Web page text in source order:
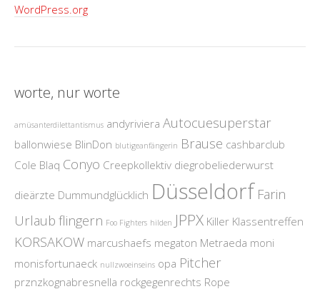
WordPress.org
worte, nur worte
amüsanterdilettantismus andyriviera Autocuesuperstar
ballonwiese BlinDon blutigeanfängerin Brause cashbarclub
Cole Blaq Conyo Creepkollektiv diegrobeliederwurst
dieärzte Dummundglücklich Düsseldorf Farin
Urlaub flingern Foo Fighters hilden JPPX Killer Klassentreffen
KORSAKOW marcushaefs megaton Metraeda moni
monisfortunaeck nullzwoeinseins opa Pitcher
prznzkognabresnella rockgegenrechts Rope